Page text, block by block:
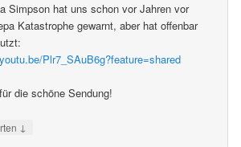
Simpson hat uns schon vor Jahren vor
Katastrophe gewarnt, aber hat offenbar
Plr7_SAuB6g?feature=shared
die schöne Sendung!
↓